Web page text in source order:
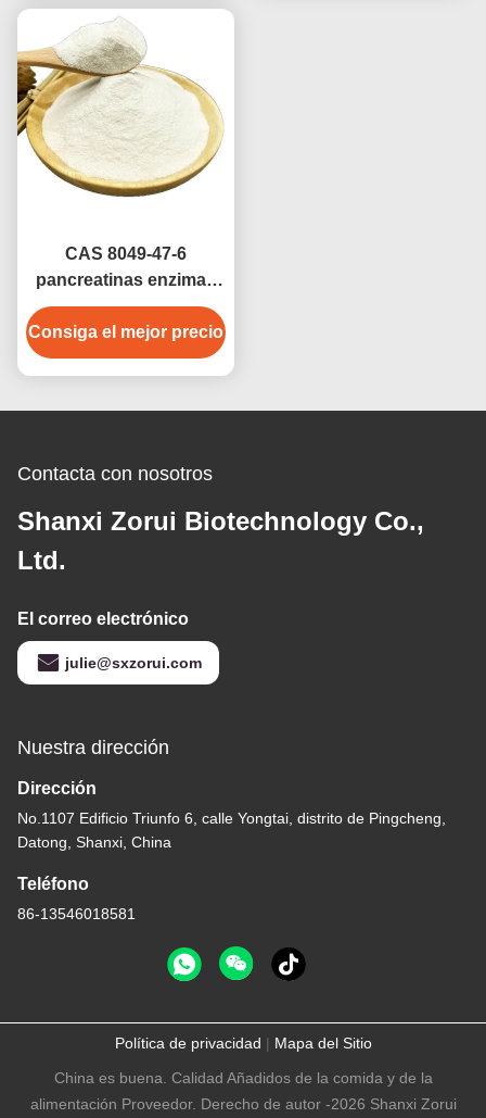
CAS 8049-47-6
pancreatinas enzimas
digestivas del páncreas
Consiga el mejor precio
Contacta con nosotros
Shanxi Zorui Biotechnology Co.,
Ltd.
El correo electrónico
julie@sxzorui.com
Nuestra dirección
Dirección
No.1107 Edificio Triunfo 6, calle Yongtai, distrito de Pingcheng,
Datong, Shanxi, China
Teléfono
86-13546018581
Política de privacidad | Mapa del Sitio
China es buena. Calidad Añadidos de la comida y de la
alimentación Proveedor. Derecho de autor -2026 Shanxi Zorui